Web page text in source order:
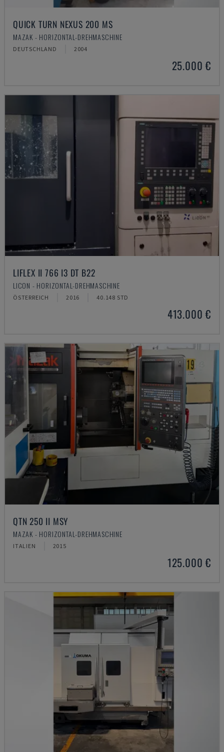
QUICK TURN NEXUS 200 MS
MAZAK - HORIZONTAL-DREHMASCHINE
DEUTSCHLAND 2004
25.000 €
LIFLEX II 766 I3 DT B22
LICON - HORIZONTAL-DREHMASCHINE
ÖSTERREICH 2016 40.148 STD
413.000 €
QTN 250 II MSY
MAZAK - HORIZONTAL-DREHMASCHINE
ITALIEN 2015
125.000 €